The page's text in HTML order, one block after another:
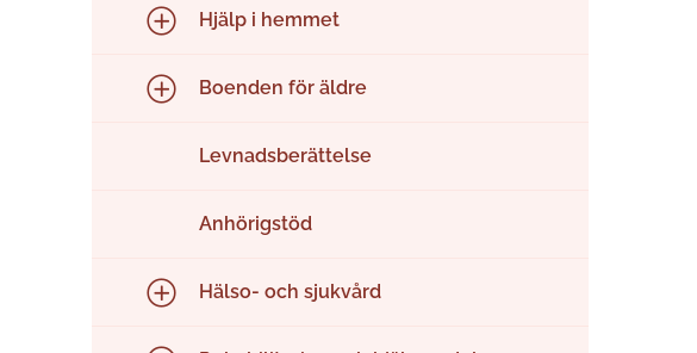
Hjälp i hemmet
Boenden för äldre
Levnadsberättelse
Anhörigstöd
Hälso- och sjukvård